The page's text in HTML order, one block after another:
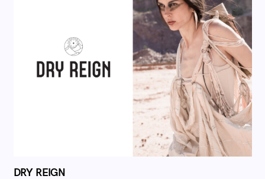
DRY REIGN